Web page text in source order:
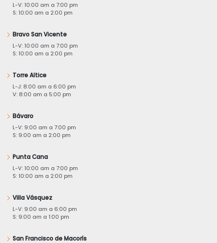
L-V: 10:00 am a 7:00 pm
S: 10:00 am a 2:00 pm
Bravo San Vicente
L-V: 10:00 am a 7:00 pm
S: 10:00 am a 2:00 pm
Torre Altice
L-J: 8:00 am a 6:00 pm
V: 8:00 am a 5:00 pm
Bávaro
L-V: 9:00 am a 7:00 pm
S: 9:00 am a 2:00 pm
Punta Cana
L-V: 10:00 am a 7:00 pm
S: 10:00 am a 2:00 pm
Villa Vásquez
L-V: 9:00 am a 6:00 pm
S: 9:00 am a 1:00 pm
San Francisco de Macorís